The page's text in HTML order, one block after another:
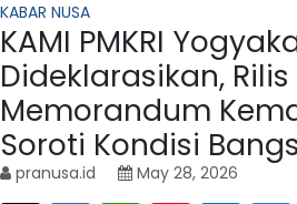
KABAR NUSA
KAMI PMKRI
Dideklarasikan, Rilis
Memorandum
Soroti Kondisi
pranusa.id May 28, 2026